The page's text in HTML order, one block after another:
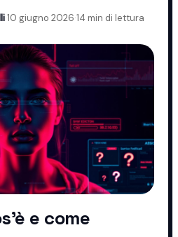
·10 giugno 2026·14 min di lettura
e come